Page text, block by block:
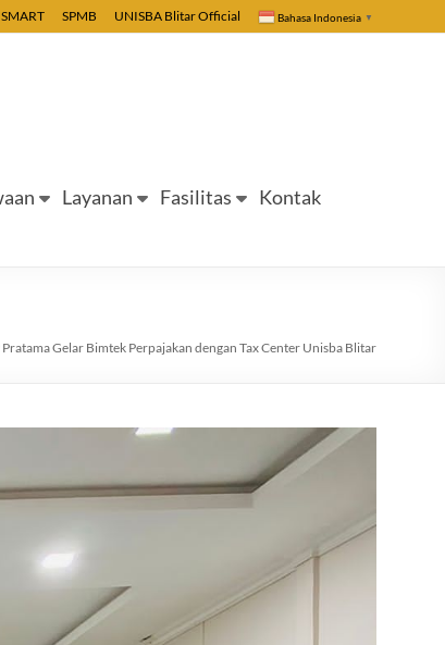
SMART SPMB UNISBA Blitar Official Bahasa Indonesia ▼
Layanan Fasilitas
Kontak
Pratama Gelar Bimtek Perpajakan dengan Tax Center Unisba Blitar